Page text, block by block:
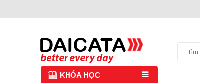
KHÓA HỌC